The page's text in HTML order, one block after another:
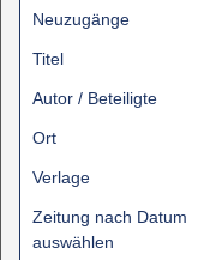
Neuzugänge
Titel
Autor / Beteiligte
Ort
Verlage
Zeitung nach Datum
auswählen